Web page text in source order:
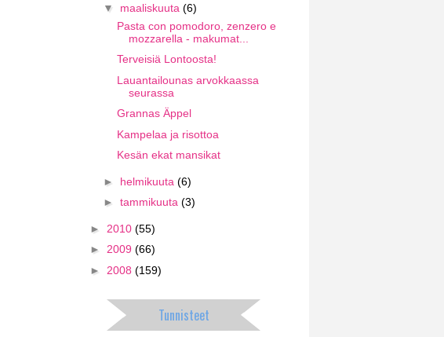
▼ maaliskuuta (6)
Pasta con pomodoro, zenzero e
mozzarella - makumat...
Terveisiä Lontoosta!
Lauantailounas arvokkaassa
seurassa
Grannas Äppel
Kampelaa ja risottoa
Kesän ekat mansikat
► helmikuuta (6)
► tammikuuta (3)
► 2010 (55)
► 2009 (66)
► 2008 (159)
Tunnisteet